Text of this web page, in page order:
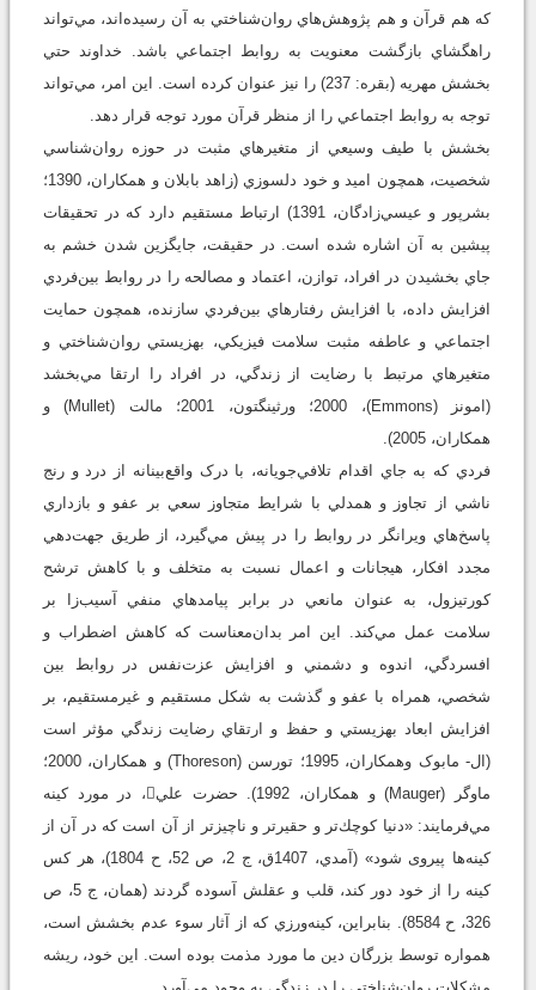
که هم قرآن و هم پژوهش‌هاي روان‌شناختي به آن رسيده‌اند، مي‌تواند
راهگشاي بازگشت معنويت به روابط اجتماعي باشد. خداوند حتي
بخشش مهريه (بقره: 237) را نيز عنوان کرده است. اين امر، مي‌تواند
توجه به روابط اجتماعي را از منظر قرآن مورد توجه قرار دهد.
بخشش با طيف وسيعي از متغيرهاي مثبت در حوزه روان‌شناسي
شخصيت، همچون اميد و خود دلسوزي (زاهد بابلان و همكاران، 1390؛
بشرپور و عيسي‌زادگان، 1391) ارتباط مستقيم دارد که در تحقيقات
پيشين به آن اشاره شده است. در حقيقت، جايگزين شدن خشم به
جاي بخشيدن در افراد، توازن، اعتماد و مصالحه را در روابط بين‌فردي
افزايش داده، با افزايش رفتارهاي بين‌فردي سازنده، همچون حمايت
اجتماعي و عاطفه مثبت سلامت فيزيکي، بهزيستي روان‌شناختي و
متغيرهاي مرتبط با رضايت از زندگي، در افراد را ارتقا مي‌بخشد
(امونز (Emmons)، 2000؛ ورثينگتون، 2001؛ مالت (Mullet) و
همكاران، 2005).
فردي که به جاي اقدام تلافي‌جويانه، با درک واقع‌بينانه از درد و رنج
ناشي از تجاوز و همدلي با شرايط متجاوز سعي بر عفو و بازداري
پاسخ‌هاي ويرانگر در روابط را در پيش مي‌گيرد، از طريق جهت‌دهي
مجدد افکار، هيجانات و اعمال نسبت به متخلف و با کاهش ترشح
کورتيزول، به عنوان مانعي در برابر پيامدهاي منفي آسيب‌زا بر
سلامت عمل مي‌کند. اين امر بدان‌معناست که کاهش اضطراب و
افسردگي، اندوه و دشمني و افزايش عزت‌نفس در روابط بين
شخصي، همراه با عفو و گذشت به شکل مستقيم و غيرمستقيم، بر
افزايش ابعاد بهزيستي و حفظ و ارتقاي رضايت زندگي مؤثر است
(ال- مابوک وهمكاران، 1995؛ تورسن (Thoreson) و همكاران، 2000؛
ماوگر (Mauger) و همکاران، 1992). حضرت علي، در مورد کينه
مي‌فرمايند: «دنيا كوچك‌تر و حقيرتر و ناچيزتر از آن است كه در آن از
كينه‌ها پيروى شود» (آمدي، 1407ق، ج 2، ص 52، ح 1804)، هر كس
كينه را از خود دور كند، قلب و عقلش آسوده گردند (همان، ج 5، ص
326، ح 8584). بنابراين، کينه‌ورزي که از آثار سوء عدم بخشش است،
همواره توسط بزرگان دين ما مورد مذمت بوده است. اين خود، ريشه